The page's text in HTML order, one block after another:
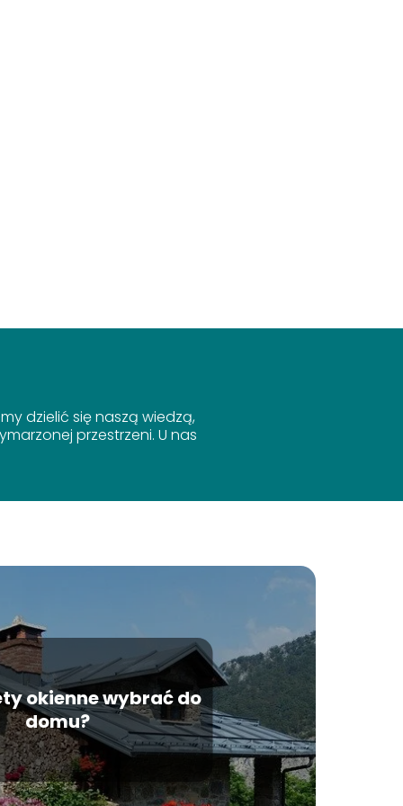
dzielić się naszą wiedzą,
przestrzeni. U nas
okienne wybrać do
domu?